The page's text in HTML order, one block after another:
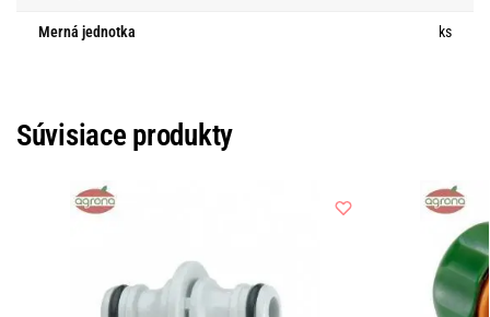
Merná jednotka ks
Súvisiace produkty